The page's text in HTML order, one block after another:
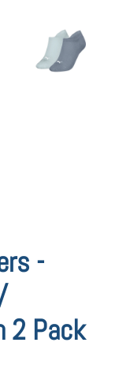
-
2 Pack